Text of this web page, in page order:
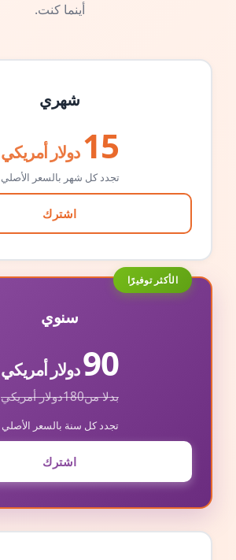
أينما كنت.
شهري
15 دولار أمريكي
تجدد كل شهر بالسعر الأصلي
اشترك
الأكثر توفيرًا
سنوي
90دولار أمريكي
بدلا من180دولار أمريكي
تجدد كل سنة بالسعر الأصلي
اشترك